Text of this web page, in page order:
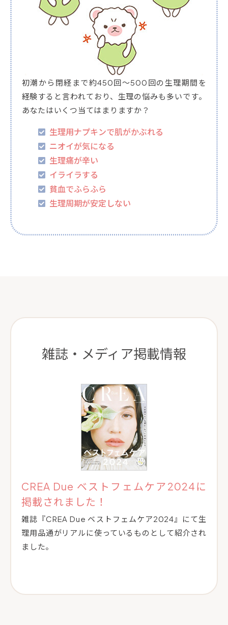
初潮から閉経まで約450回～500回の生理期間を
経験すると言われており、生理の悩みも多いです。
あなたはいくつ当てはまりますか？
生理用ナプキンで肌がかぶれる
ニオイが気になる
生理痛が辛い
イライラする
貧血でふらふら
生理周期が安定しない
雑誌・メディア掲載情報
CREA Due ベストフェムケア2024に
掲載されました！
雑誌『CREA Due ベストフェムケア2024』にて生
理用品通がリアルに使っているものとして紹介され
ました。